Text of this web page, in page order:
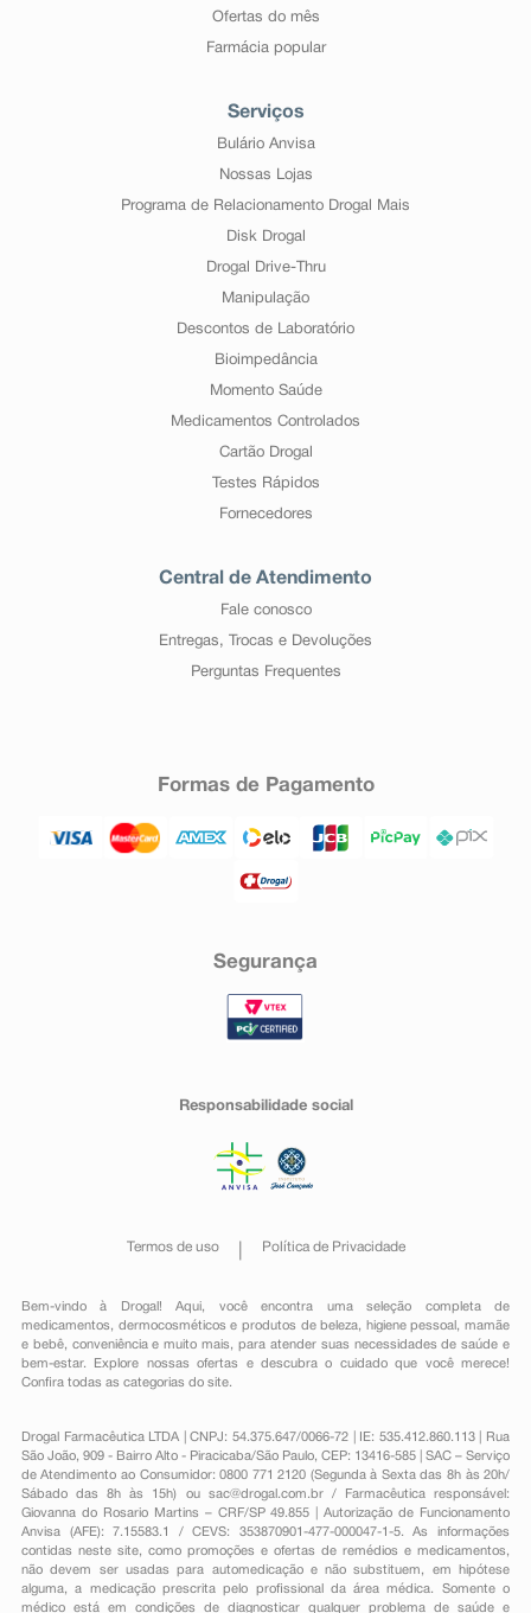
Ofertas do mês
Farmácia popular
Serviços
Bulário Anvisa
Nossas Lojas
Programa de Relacionamento Drogal Mais
Disk Drogal
Drogal Drive-Thru
Manipulação
Descontos de Laboratório
Bioimpedância
Momento Saúde
Medicamentos Controlados
Cartão Drogal
Testes Rápidos
Fornecedores
Central de Atendimento
Fale conosco
Entregas, Trocas e Devoluções
Perguntas Frequentes
Formas de Pagamento
Segurança
Responsabilidade social
Termos de uso Política de Privacidade
Bem-vindo à Drogal! Aqui, você encontra uma seleção completa de
medicamentos , dermocosméticos e produtos de beleza, higiene pessoal ,mamãe
e bebê, conveniênciae muito mais, para atender suas necessidades de saúde e
bem-estar. Explore nossas ofertas e descubra o cuidado que você merece!
Confira todas as categorias do site.
Drogal Farmacêutica LTDA | CNPJ: 54.375.647/0066-72 | IE: 535.412.860.113 | Rua
São João, 909 - Bairro Alto - Piracicaba/São Paulo, CEP: 13416-585 | SAC – Serviço
de Atendimento ao Consumidor: 0800 771 2120 (Segunda à Sexta das 8h às 20h/
Sábado das 8h às 15h) ou sac@drogal.com.br/ Farmacêutica responsável:
Giovanna do Rosario Martins – CRF/SP 49.855 | Autorização de Funcionamento
Anvisa (AFE): 7.15583.1 / CEVS: 353870901-477-000047-1-5. As informações
contidas neste site, como promoções e ofertas de remédios e medicamentos,
não devem ser usadas para automedicação e não substituem, em hipótese
alguma, a medicação prescrita pelo profissional da área médica. Somente o
médico está em condições de diagnosticar qualquer problema de saúde e